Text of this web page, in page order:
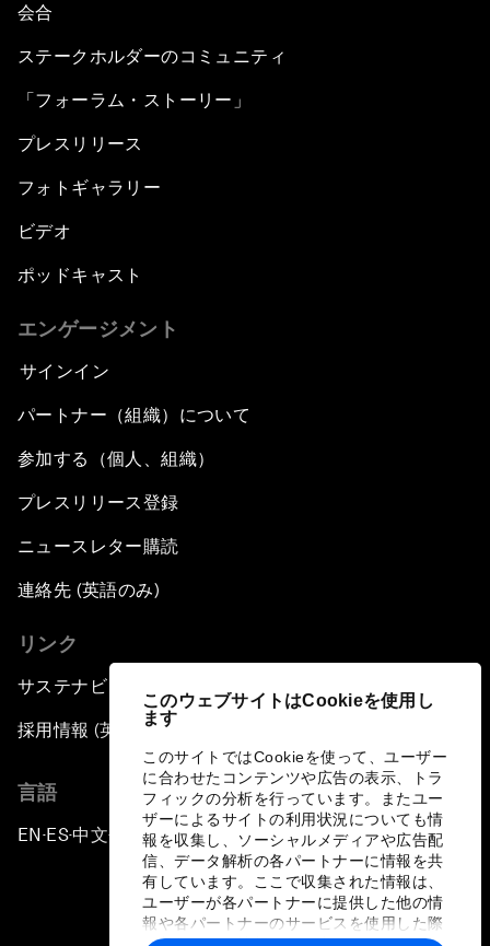
このウェブサイトはCookieを使用し
ます
このサイトではCookieを使って、ユーザー
に合わせたコンテンツや広告の表示、トラ
フィックの分析を行っています。またユー
ザーによるサイトの利用状況についても情
報を収集し、ソーシャルメディアや広告配
信、データ解析の各パートナーに情報を共
有しています。ここで収集された情報は、
ユーザーが各パートナーに提供した他の情
報や各パートナーのサービスを使用した際
会合
ステークホルダーのコミュニティ
「フォーラム・ストーリー」
プレスリリース
フォトギャラリー
ビデオ
ポッドキャスト
エンゲージメント
サインイン
パートナー（組織）について
参加する（個人、組織）
プレスリリース登録
ニュースレター購読
連絡先 (英語のみ)
リンク
サステナビリティへの取り組み
採用情報 (英語のみ)
言語
EN ▪ES▪中文▪ 日本語